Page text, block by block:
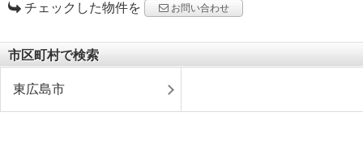
チェックした物件を お問い合わせ
市区町村で検索
東広島市